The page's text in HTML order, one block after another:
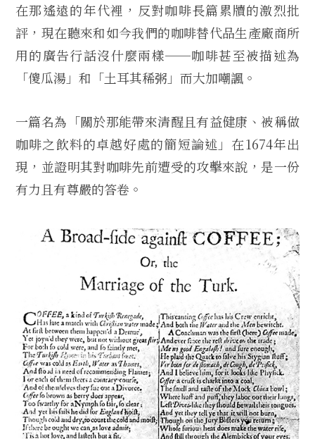
在那遙遠的年代裡，反對咖啡長篇累牘的激烈批
評，現在聽來和如今我們的咖啡替代品生產廠商所
用的廣告行話沒什麼兩樣──咖啡甚至被描述為
「傻瓜湯」和「土耳其稀粥」而大加嘲諷。
一篇名為「關於那能帶來清醒且有益健康、被稱做
咖啡之飲料的卓越好處的簡短論述」在1674年出
現，並證明其對咖啡先前遭受的攻擊來說，是一份
有力且有尊嚴的答卷。